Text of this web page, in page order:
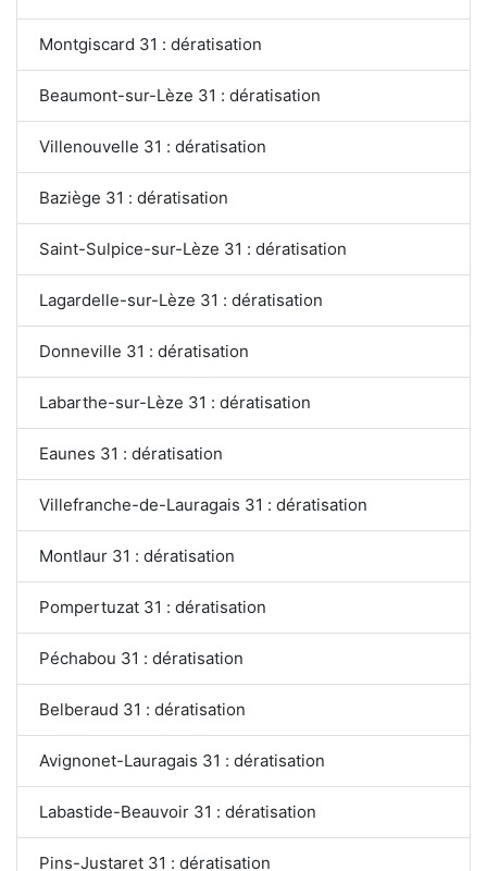
Montgiscard 31 : dératisation
Beaumont-sur-Lèze 31 : dératisation
Villenouvelle 31 : dératisation
Baziège 31 : dératisation
Saint-Sulpice-sur-Lèze 31 : dératisation
Lagardelle-sur-Lèze 31 : dératisation
Donneville 31 : dératisation
Labarthe-sur-Lèze 31 : dératisation
Eaunes 31 : dératisation
Villefranche-de-Lauragais 31 : dératisation
Montlaur 31 : dératisation
Pompertuzat 31 : dératisation
Péchabou 31 : dératisation
Belberaud 31 : dératisation
Avignonet-Lauragais 31 : dératisation
Labastide-Beauvoir 31 : dératisation
Pins-Justaret 31 : dératisation